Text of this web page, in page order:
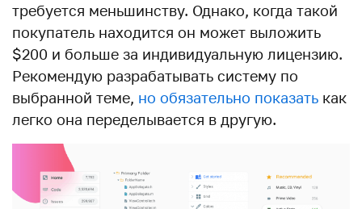
требуется меньшинству. Однако, когда такой
покупатель находится он может выложить
$200 и больше за индивидуальную лицензию.
Рекомендую разрабатывать систему по
выбранной теме, но обязательно показать как
легко она переделывается в другую.